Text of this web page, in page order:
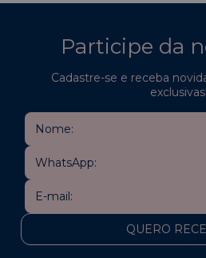
Participe da
Cadastre-se e receba
exclusivas!